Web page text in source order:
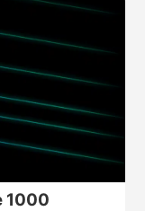
1000